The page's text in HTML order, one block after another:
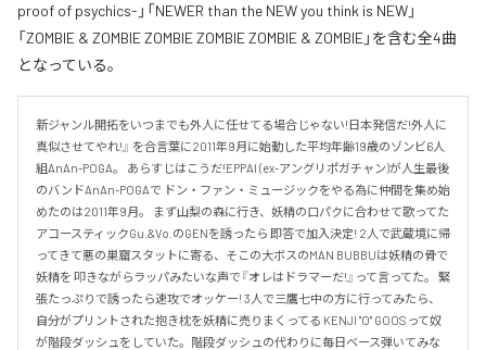
proof of psychics-」「NEWER than the NEW you think is NEW」
「ZOMBIE & ZOMBIE ZOMBIE ZOMBIE ZOMBIE & ZOMBIE」を含む全4曲
となっている。
新ジャンル開拓をいつまでも外人に任せてる場合じゃない!日本発信だ!外人に
真似させてやれ!』 を合言葉に2011年9月に始動した平均年齢19歳のゾンビ6人
組AnAn-POGA。 あらすじはこうだ!EPPAI (ex-アングリポガチャン)が人生最後
のバンドAnAn-POGAで ドン・ファン・ミュージックをやる為に仲間を集め始
めたのは2011年9月。 まず山梨の森に行き、妖精の口パクに合わせて歌ってた
アコースティックGu.&Vo.のGENを誘ったら 即答で加入決定! 2人で武蔵境に帰
ってきて悪の巣窟スタットに寄る、そこの大ボスのMAN BUBBUは妖精の骨で
妖精を 叩きながらラッパみたいな声で『オレはドラマーだ!』って言ってた。 緊
張たっぷりで誘ったら速攻でオッケー! 3人で三鷹七中の方に行ってみたら、
自分がプリントされた抱き枕を妖精に売りまくってる KENJI "O" GOOSって奴
が階段ダッシュをしていた。階段ダッシュの代わりに毎日ベース弾いてみな